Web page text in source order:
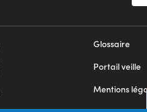
Glossaire
Portail veille
Mentions